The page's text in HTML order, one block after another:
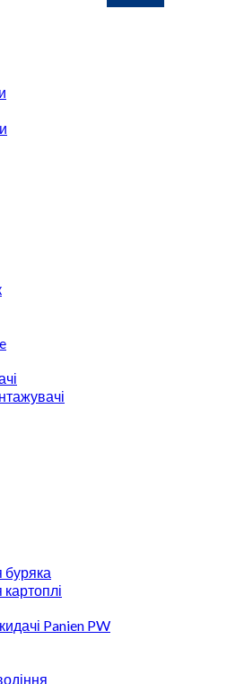
буряка
Panien PW